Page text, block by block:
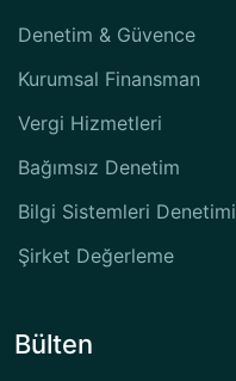
Denetim & Güvence
Kurumsal Finansman
Vergi Hizmetleri
Bağımsız Denetim
Bilgi Sistemleri Denetimi
Şirket Değerleme
Bülten